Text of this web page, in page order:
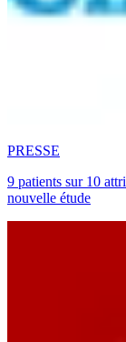
PRESSE
9 patients sur 10
nouvelle étude